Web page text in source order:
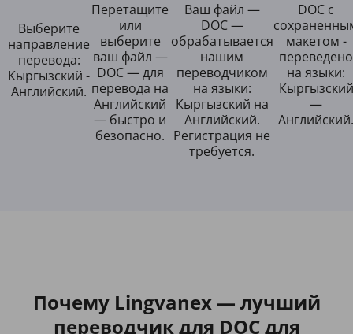
Выберите
направление
перевода:
Кыргызский -
Английский.
Перетащите
или
выберите
ваш файл —
DOC — для
перевода на
Английский
— быстро и
безопасно.
Ваш файл —
DOC —
обрабатывается
нашим
переводчиком
на языки:
Кыргызский на
Английский.
Регистрация не
требуется.
DOC с
макетом -
переведено
на языки:
Кыргызский
—
Английский.
Почему Lingvanex — лучший
переводчик для DOC для